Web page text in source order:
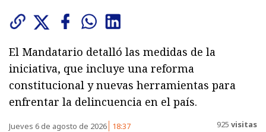
El Mandatario detalló las medidas de la
iniciativa, que incluye una reforma
constitucional y nuevas herramientas para
enfrentar la delincuencia en el país.
Jueves 6 de agosto de 2026 18:37 925 visitas